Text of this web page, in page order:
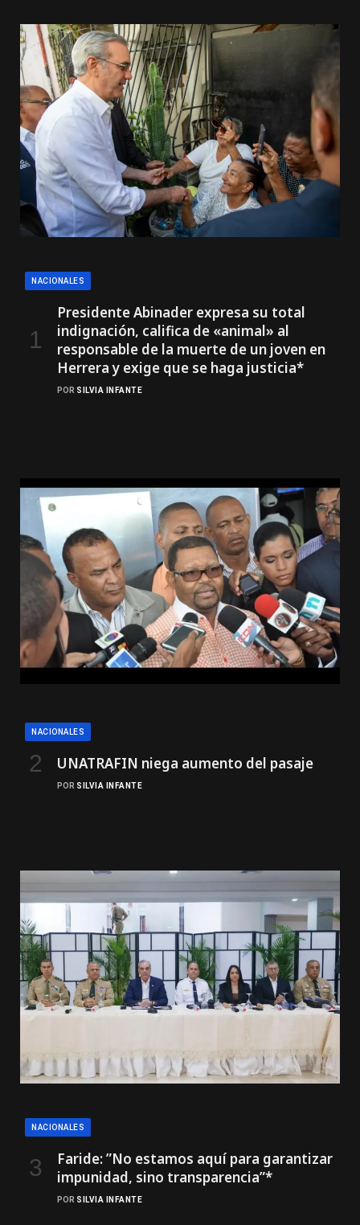
NACIONALES
Presidente Abinader expresa su total
indignación, califica de «animal» al
responsable de la muerte de un joven en
Herrera y exige que se haga justicia*
POR SILVIA INFANTE
NACIONALES
UNATRAFIN niega aumento del pasaje
POR SILVIA INFANTE
NACIONALES
Faride: ”No estamos aquí para garantizar
impunidad, sino transparencia”*
POR SILVIA INFANTE